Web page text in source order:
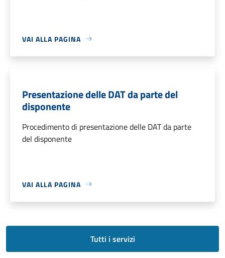
VAI ALLA PAGINA
Presentazione delle DAT da parte del
disponente
Procedimento di presentazione delle DAT da parte
del disponente
VAI ALLA PAGINA
Tutti i servizi